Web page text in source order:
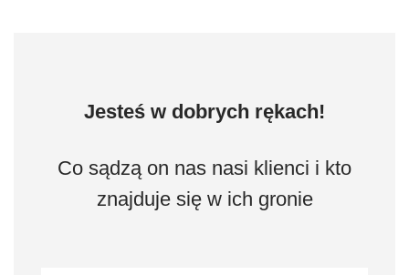
Jesteś w dobrych rękach!
Co sądzą on nas nasi klienci i kto
znajduje się w ich gronie